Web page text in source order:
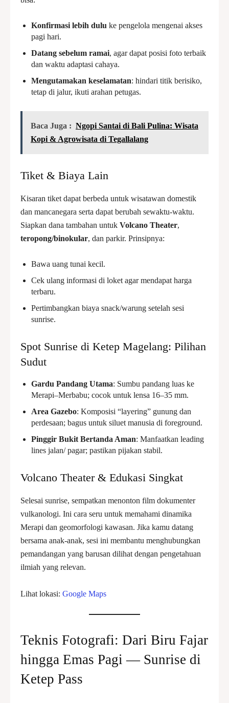
Konfirmasi lebih dulu ke pengelola mengenai akses
pagi hari.
Datang sebelum ramai, agar dapat posisi foto terbaik
dan waktu adaptasi cahaya.
Mengutamakan keselamatan: hindari titik berisiko,
tetap di jalur, ikuti arahan petugas.
Baca Juga : Ngopi Santai di Bali Pulina: Wisata
Kopi & Agrowisata di Tegallalang
Tiket & Biaya Lain
Kisaran tiket dapat berbeda untuk wisatawan domestik
dan mancanegara serta dapat berubah sewaktu-waktu.
Siapkan dana tambahan untuk Volcano Theater,
teropong/binokular, dan parkir. Prinsipnya:
Bawa uang tunai kecil.
Cek ulang informasi di loket agar mendapat harga
terbaru.
Pertimbangkan biaya snack/warung setelah sesi
sunrise.
Spot Sunrise di Ketep Magelang: Pilihan
Sudut
Gardu Pandang Utama: Sumbu pandang luas ke
Merapi–Merbabu; cocok untuk lensa 16–35 mm.
Area Gazebo: Komposisi “layering” gunung dan
perdesaan; bagus untuk siluet manusia di foreground.
Pinggir Bukit Bertanda Aman: Manfaatkan leading
lines jalan/ pagar; pastikan pijakan stabil.
Volcano Theater & Edukasi Singkat
Selesai sunrise, sempatkan menonton film dokumenter
vulkanologi. Ini cara seru untuk memahami dinamika
Merapi dan geomorfologi kawasan. Jika kamu datang
bersama anak-anak, sesi ini membantu menghubungkan
pemandangan yang barusan dilihat dengan pengetahuan
ilmiah yang relevan.
Lihat lokasi: Google Maps
Teknis Fotografi: Dari Biru Fajar
hingga Emas Pagi — Sunrise di
Ketep Pass